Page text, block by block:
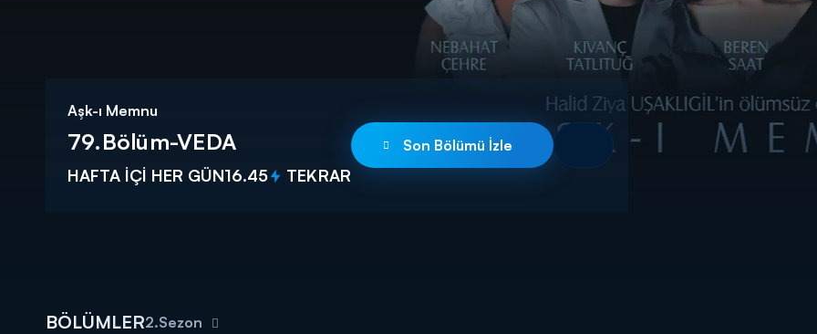
Aşk-ı Memnu
79.Bölüm-VEDA
HAFTA İÇİ HER GÜN16.45 TEKRAR
Son Bölümü İzle
BÖLÜMLER2.Sezon